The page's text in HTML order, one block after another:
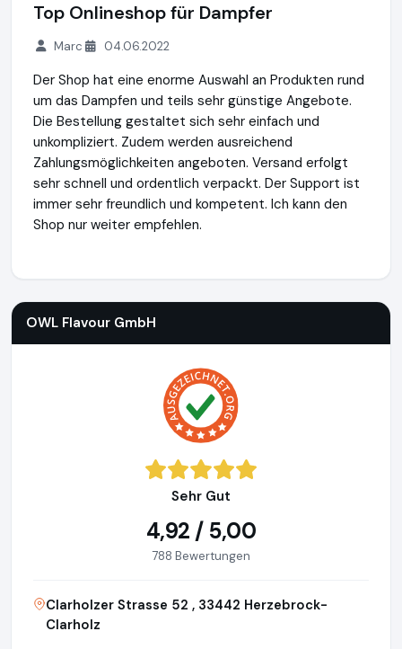
Top Onlineshop für Dampfer
Marc 04.06.2022
Der Shop hat eine enorme Auswahl an Produkten rund
um das Dampfen und teils sehr günstige Angebote.
Die Bestellung gestaltet sich sehr einfach und
unkompliziert. Zudem werden ausreichend
Zahlungsmöglichkeiten angeboten. Versand erfolgt
sehr schnell und ordentlich verpackt. Der Support ist
immer sehr freundlich und kompetent. Ich kann den
Shop nur weiter empfehlen.
OWL Flavour GmbH
Sehr Gut
4,92 / 5,00
788 Bewertungen
Clarholzer Strasse 52 , 33442 Herzebrock-
Clarholz